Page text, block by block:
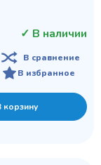
✓ В наличии
В сравнение
В избранное
корзину